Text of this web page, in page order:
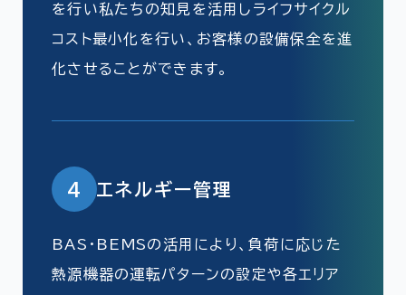
を行い私たちの知見を活用しライフサイクル
コスト最小化を行い、お客様の設備保全を進
化させることができます。
4 エネルギー管理
BAS・BEMSの活用により、負荷に応じた
熱源機器の運転パターンの設定や各エリア